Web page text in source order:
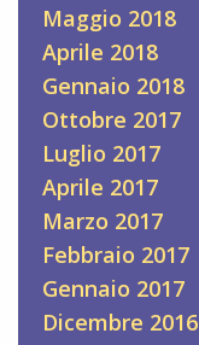
Maggio 2018
Aprile 2018
Gennaio 2018
Ottobre 2017
Luglio 2017
Aprile 2017
Marzo 2017
Febbraio 2017
Gennaio 2017
Dicembre 2016